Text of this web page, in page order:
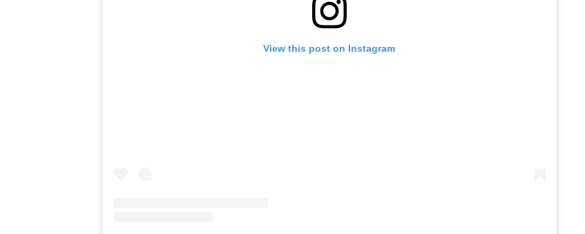
View this post on Instagram